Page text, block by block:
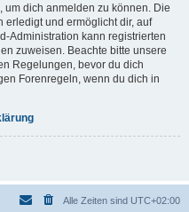
um dich anmelden zu können. Die
erledigt und ermöglicht dir, auf
Administration kann registrierten
zuweisen. Beachte bitte unsere
Regelungen, bevor du dich
Forenregeln, wenn du dich in
Alle Zeiten sind UTC+02:00